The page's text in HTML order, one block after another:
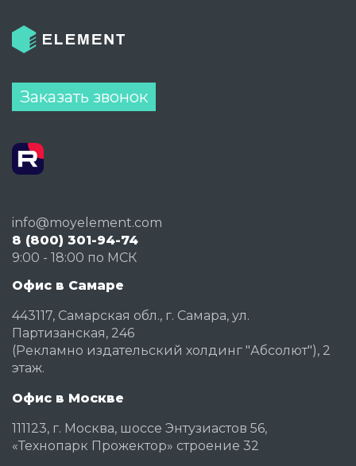
Заказать звонок
info@moyelement.com
8 (800) 301-94-74
9:00 - 18:00 по МСК
Офис в Самаре
443117, Самарская обл., г. Самара, ул.
Партизанская, 246
(Рекламно издательский холдинг "Абсолют"), 2
этаж.
Офис в Москве
111123, г. Москва, шоссе Энтузиастов 56,
«Технопарк Прожектор» строение 32